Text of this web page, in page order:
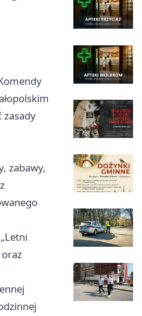
zasady
zabawy,